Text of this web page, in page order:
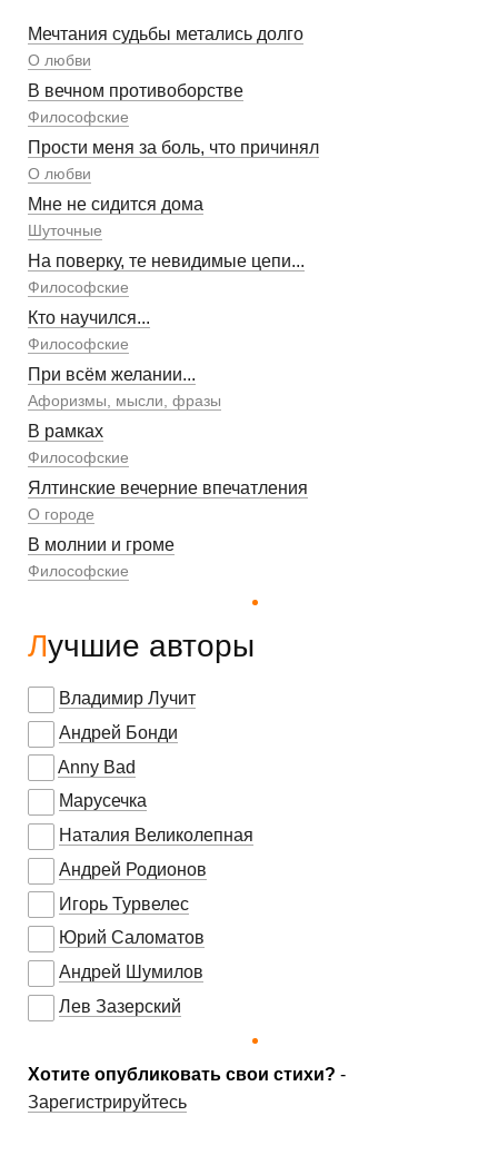
Мечтания судьбы метались долго
О любви
В вечном противоборстве
Философские
Прости меня за боль, что причинял
О любви
Мне не сидится дома
Шуточные
На поверку, те невидимые цепи...
Философские
Кто научился...
Философские
При всём желании...
Афоризмы, мысли, фразы
В рамках
Философские
Ялтинские вечерние впечатления
О городе
В молнии и громе
Философские
Лучшие авторы
Владимир Лучит
Андрей Бонди
Anny Bad
Марусечка
Наталия Великолепная
Андрей Родионов
Игорь Турвелес
Юрий Саломатов
Андрей Шумилов
Лев Зазерский
Хотите опубликовать свои стихи? -
Зарегистрируйтесь